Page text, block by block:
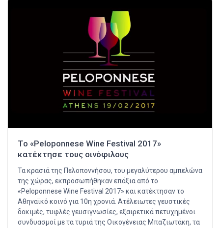
Το «Peloponnese Wine Festival 2017»
κατέκτησε τους οινόφιλους
Τα κρασιά της Πελοποννήσου, του μεγαλύτερου αμπελώνα
της χώρας, εκπροσωπήθηκαν επάξια από το
«Peloponnese Wine Festival 2017» και κατέκτησαν το
Αθηναϊκό κοινό για 10η χρονιά. Ατέλειωτες γευστικές
δοκιμές, τυφλές γευσιγνωσίες, εξαιρετικά πετυχημένοι
συνδυασμοί με τα τυριά της Οικογένειας Μπαζιωτάκη, τα